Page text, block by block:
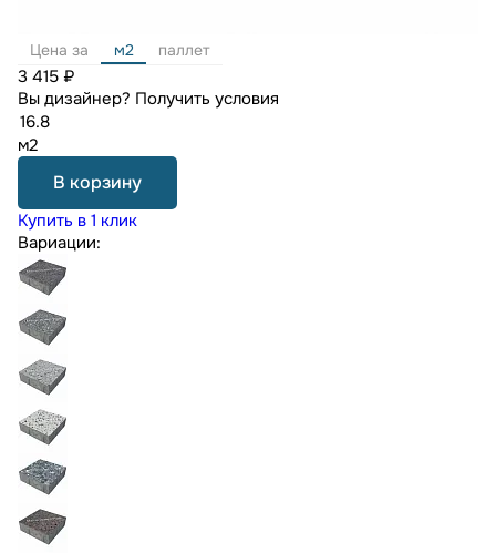
Цена за м2 паллет
3 415 ₽
Вы дизайнер? Получить условия
м2
В корзину
Купить в 1 клик
Вариации: